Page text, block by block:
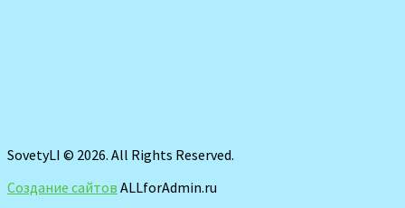
SovetyLI © 2026. All Rights Reserved.
Создание сайтов ALLforAdmin.ru